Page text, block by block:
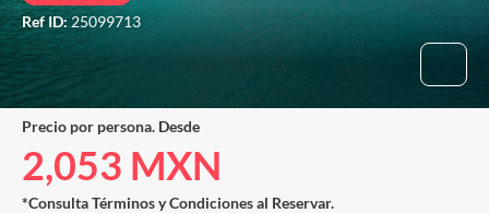
Ref ID:25099713
Precio por persona. Desde
2,053 MXN
*Consulta Términos y Condiciones al Reservar.